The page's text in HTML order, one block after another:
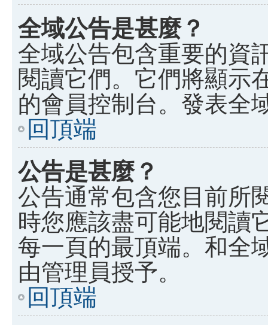
全域公告是甚麼？
全域公告包含重要的資
閱讀它們。它們將顯示
的會員控制台。發表全
回頂端
公告是甚麼？
公告通常包含您目前所
時您應該盡可能地閱讀
每一頁的最頂端。和全
由管理員授予。
回頂端